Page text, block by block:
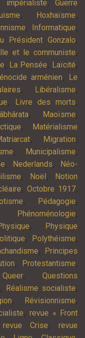
impérialiste,Guerre
, Hoxhaïsme,
, Informatique,
Président Gonzalo,
et le communiste,
, La Pensée, Laïcité,
arménien,
Le
, Libéralisme,
, Livre des morts,
, Maoïsme,
,
Matérialisme
, Migration,
, Municipalisme,
, Nederlands,
Néo-
, Noël ,
Notion
, Octobre 1917,
, Pédagogie,
Phénoménologie,
,
Physique
, Polythéisme,
,
Principes
, Protestantisme,
Queer,Questions
, Réalisme socialiste,
, Révisionnisme,
,revue « Front
revue Crise, revue